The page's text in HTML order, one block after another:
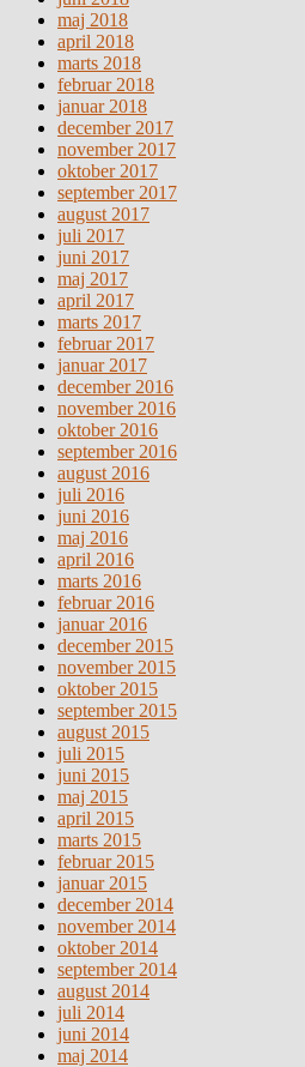
maj 2018
april 2018
marts 2018
februar 2018
januar 2018
december 2017
november 2017
oktober 2017
september 2017
august 2017
juli 2017
juni 2017
maj 2017
april 2017
marts 2017
februar 2017
januar 2017
december 2016
november 2016
oktober 2016
september 2016
august 2016
juli 2016
juni 2016
maj 2016
april 2016
marts 2016
februar 2016
januar 2016
december 2015
november 2015
oktober 2015
september 2015
august 2015
juli 2015
juni 2015
maj 2015
april 2015
marts 2015
februar 2015
januar 2015
december 2014
november 2014
oktober 2014
september 2014
august 2014
juli 2014
juni 2014
maj 2014